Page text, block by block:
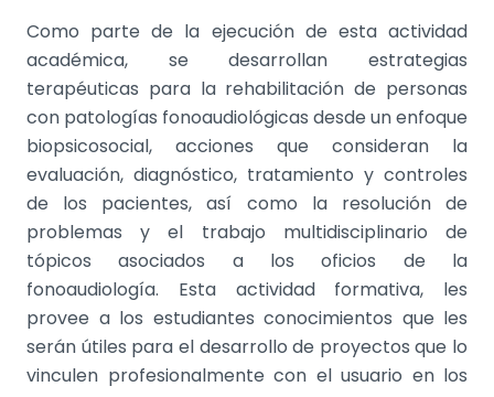
Como parte de la ejecución de esta actividad
académica, se desarrollan estrategias
terapéuticas para la rehabilitación de personas
con patologías fonoaudiológicas desde un enfoque
biopsicosocial, acciones que consideran la
evaluación, diagnóstico, tratamiento y controles
de los pacientes, así como la resolución de
problemas y el trabajo multidisciplinario de
tópicos asociados a los oficios de la
fonoaudiología. Esta actividad formativa, les
provee a los estudiantes conocimientos que les
serán útiles para el desarrollo de proyectosque lo
vinculen profesionalmente con el usuario en los